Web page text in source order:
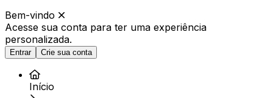
Bem-vindo
Acesse sua conta para ter uma experiência
personalizada.
Entrar Crie sua conta
Início